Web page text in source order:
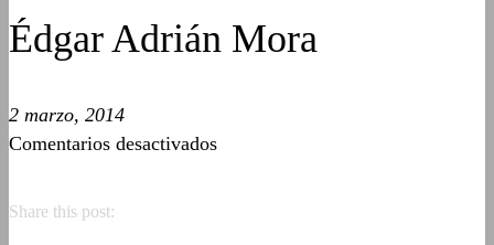
Édgar Adrián Mora
2 marzo, 2014
Comentarios desactivadosen
Share this post: